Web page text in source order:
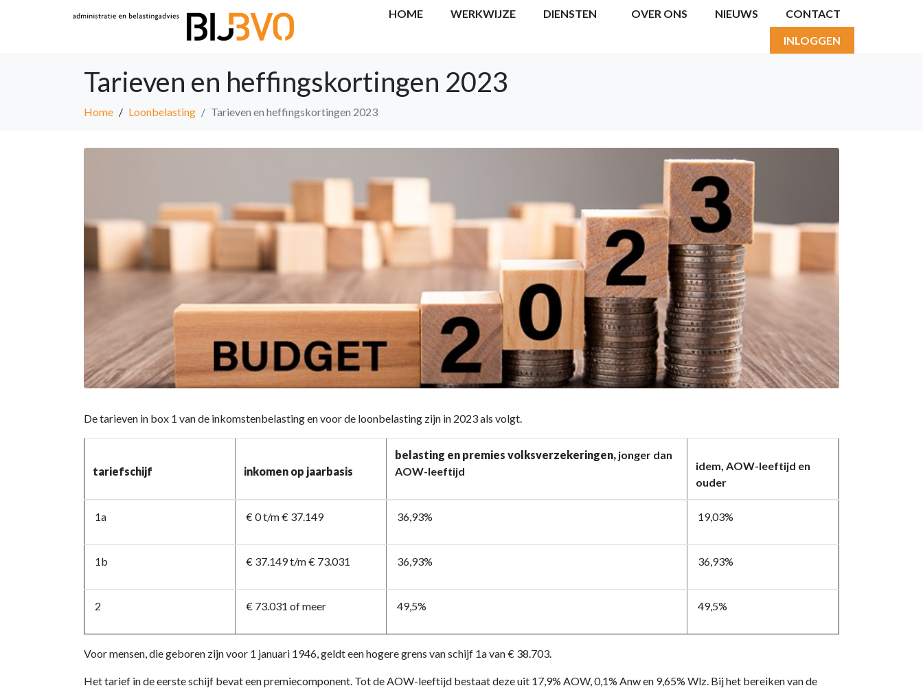
HOME WERKWIJZE DIENSTEN OVER ONS NIEUWS CONTACT
INLOGGEN
Tarieven en heffingskortingen 2023
Home Loonbelasting Tarieven en heffingskortingen 2023
De tarieven in box 1 van de inkomstenbelasting en voor de loonbelasting zijn in 2023 als volgt.
tariefschijf inkomen op jaarbasis
belasting en premies volksverzekeringen, jonger dan
AOW-leeftijd
idem, AOW-leeftijd en
ouder
1a € 0 t/m € 37.149 36,93% 19,03%
1b € 37.149 t/m € 73.031 36,93% 36,93%
2 € 73.031 of meer 49,5% 49,5%
Voor mensen, die geboren zijn voor 1 januari 1946, geldt een hogere grens van schijf 1a van € 38.703.
Het tarief in de eerste schijf bevat een premiecomponent. Tot de AOW-leeftijd bestaat deze uit 17,9% AOW, 0,1% Anw en 9,65% Wlz. Bij het bereiken van de